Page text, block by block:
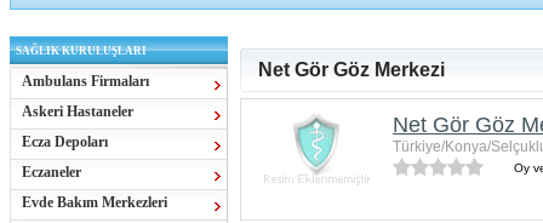
SAĞLIK KURULUŞLARI
Ambulans Firmaları
Askeri Hastaneler
Ecza Depoları
Eczaneler
Evde Bakım Merkezleri
Net Gör Göz Merkezi
Net Gör Göz
Türkiye/Konya/
Oy